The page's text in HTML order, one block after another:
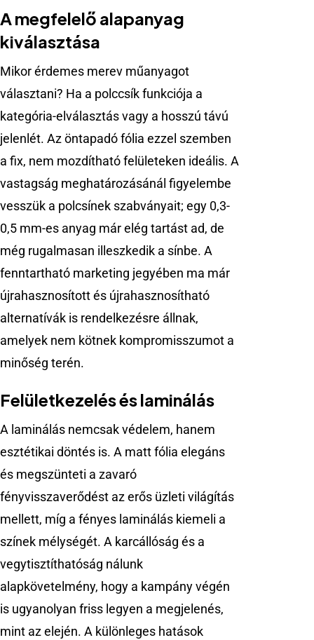
A megfelelő alapanyag
kiválasztása
Mikor érdemes merev műanyagot
választani? Ha a polccsík funkciója a
kategória-elválasztás vagy a hosszú távú
jelenlét. Az öntapadó fólia ezzel szemben
a fix, nem mozdítható felületeken ideális. A
vastagság meghatározásánál figyelembe
vesszük a polcsínek szabványait; egy 0,3-
0,5 mm-es anyag már elég tartást ad, de
még rugalmasan illeszkedik a sínbe. A
fenntartható marketing jegyében ma már
újrahasznosított és újrahasznosítható
alternatívák is rendelkezésre állnak,
amelyek nem kötnek kompromisszumot a
minőség terén.
Felületkezelés és laminálás
A laminálás nemcsak védelem, hanem
esztétikai döntés is. A matt fólia elegáns
és megszünteti a zavaró
fényvisszaverődést az erős üzleti világítás
mellett, míg a fényes laminálás kiemeli a
színek mélységét. A karcállóság és a
vegytisztíthatóság nálunk
alapkövetelmény, hogy a kampány végén
is ugyanolyan friss legyen a megjelenés,
mint az elején. A különleges hatások